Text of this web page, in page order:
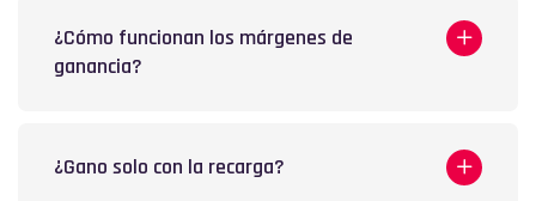
¿Cómo funcionan los márgenes de
ganancia?
¿Gano solo con la recarga?